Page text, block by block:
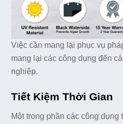
Việc cần mang lại phục vụ
mang lại các công dụng đến
nghiệp.
Tiết Kiệm Thời Gian
Một trong phần các công dụng